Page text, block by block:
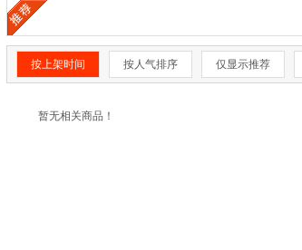
按上架时间 按人气排序 仅显示推荐
暂无相关商品！